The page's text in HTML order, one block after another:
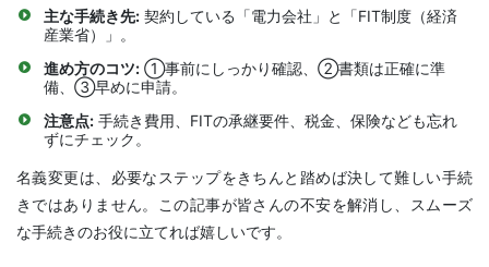
主な手続き先: 契約している「電力会社」と「FIT制度（経済
産業省）」。
進め方のコツ: ①事前にしっかり確認、②書類は正確に準
備、③早めに申請。
注意点: 手続き費用、FITの承継要件、税金、保険なども忘れ
ずにチェック。
名義変更は、必要なステップをきちんと踏めば決して難しい手続
きではありません。この記事が皆さんの不安を解消し、スムーズ
な手続きのお役に立てれば嬉しいです。